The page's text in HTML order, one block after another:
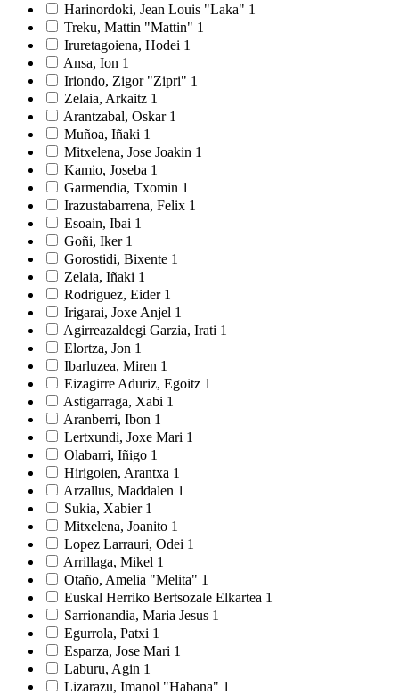
Harinordoki, Jean Louis "Laka" 1
Treku, Mattin "Mattin" 1
Iruretagoiena, Hodei 1
Ansa, Ion 1
Iriondo, Zigor "Zipri" 1
Zelaia, Arkaitz 1
Arantzabal, Oskar 1
Muñoa, Iñaki 1
Mitxelena, Jose Joakin 1
Kamio, Joseba 1
Garmendia, Txomin 1
Irazustabarrena, Felix 1
Esoain, Ibai 1
Goñi, Iker 1
Gorostidi, Bixente 1
Zelaia, Iñaki 1
Rodriguez, Eider 1
Irigarai, Joxe Anjel 1
Agirreazaldegi Garzia, Irati 1
Elortza, Jon 1
Ibarluzea, Miren 1
Eizagirre Aduriz, Egoitz 1
Astigarraga, Xabi 1
Aranberri, Ibon 1
Lertxundi, Joxe Mari 1
Olabarri, Iñigo 1
Hirigoien, Arantxa 1
Arzallus, Maddalen 1
Sukia, Xabier 1
Mitxelena, Joanito 1
Lopez Larrauri, Odei 1
Arrillaga, Mikel 1
Otaño, Amelia "Melita" 1
Euskal Herriko Bertsozale Elkartea 1
Sarrionandia, Maria Jesus 1
Egurrola, Patxi 1
Esparza, Jose Mari 1
Laburu, Agin 1
Lizarazu, Imanol "Habana" 1